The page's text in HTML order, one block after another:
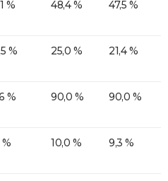
% 48,4 % 47,5 %
% 25,0 % 21,4 %
% 90,0 % 90,0 %
% 10,0 % 9,3 %